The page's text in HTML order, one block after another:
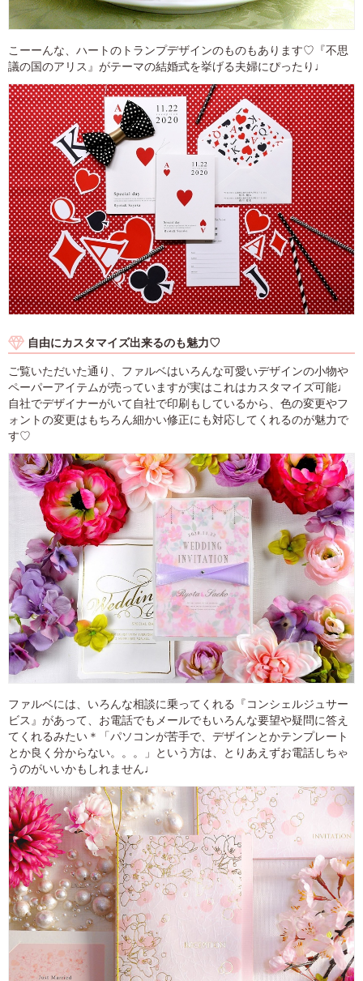
こーーんな、ハートのトランプデザインのものもあります♡『不思
議の国のアリス』がテーマの結婚式を挙げる夫婦にぴったり♩
自由にカスタマイズ出来るのも魅力♡
ご覧いただいた通り、ファルベはいろんな可愛いデザインの小物や
ペーパーアイテムが売っていますが実はこれはカスタマイズ可能♩
自社でデザイナーがいて自社で印刷もしているから、色の変更やフ
ォントの変更はもちろん細かい修正にも対応してくれるのが魅力で
す♡
ファルベには、いろんな相談に乗ってくれる『コンシェルジュサー
ビス』があって、お電話でもメールでもいろんな要望や疑問に答え
てくれるみたい＊「パソコンが苦手で、デザインとかテンプレート
とか良く分からない。。。」という方は、とりあえずお電話しちゃ
うのがいいかもしれません♩